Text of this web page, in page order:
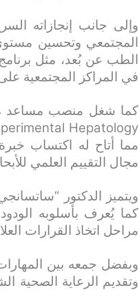
وإلى جانب إنجازاته
المجتمعي وتحسين
في المراكز المجتمعية
مما أتاح له اكتساب
مجال التقييم العلمي
ويتميز الدكتور “ساتسانجي”
كما يُعرف بأسلوبه
مراحل اتخاذ القرارات
وبفضل جمعه بين المهارات
وتقديم الرعاية